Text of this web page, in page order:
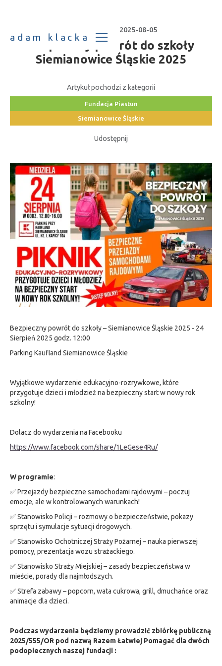
adam klacka
2025-08-05
Bezpieczny powrót do szkoły
Siemianowice Śląskie 2025
Artykuł pochodzi z kategorii
Fundacja Piastun
Siemianowice Śląskie
Udostępnij
Bezpieczny powrót do szkoły – Siemianowice Śląskie 2025 - 24
Sierpień 2025 godz. 12:00
Parking Kaufland Siemianowice Śląskie
Wyjątkowe wydarzenie edukacyjno-rozrywkowe, które
przygotuje dzieci i młodzież na bezpieczny start w nowy rok
szkolny!
Dolacz do wydarzenia na Facebooku
https://www.facebook.com/share/1LeGese4Ru/
W programie:
✅ Przejazdy bezpieczne samochodami rajdowymi – poczuj
emocje, ale w kontrolowanych warunkach!
✅ Stanowisko Policji – rozmowy o bezpieczeństwie, pokazy
sprzętu i symulacje sytuacji drogowych.
✅ Stanowisko Ochotniczej Straży Pożarnej – nauka pierwszej
pomocy, prezentacja wozu strażackiego.
✅ Stanowisko Straży Miejskiej – zasady bezpieczeństwa w
mieście, porady dla najmłodszych.
✅ Strefa zabawy – popcorn, wata cukrowa, grill, dmuchańce oraz
animacje dla dzieci.
Podczas wydarzenia będziemy prowadzić zbiórkę publiczną
2025/555/OR pod nazwą Razem Łatwiej Pomagać dla dwóch
podopiecznych naszej fundacji :